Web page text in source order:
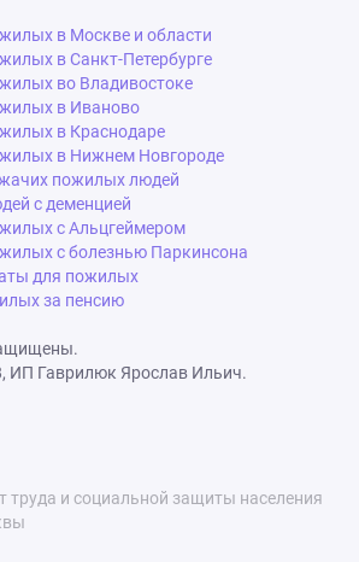
в Москве и области
в Санкт-Петербурге
во Владивостоке
в Иваново
в Краснодаре
в Нижнем Новгороде
пожилых людей
с деменцией
с Альцгеймером
с болезнью Паркинсона
для пожилых
за пенсию
ИП Гаврилюк Ярослав Ильич.
труда и социальной защиты населения